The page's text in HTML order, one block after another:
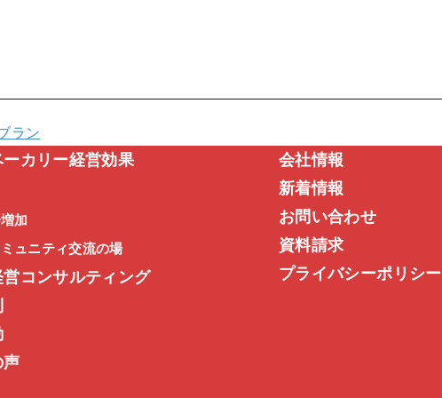
ラン
カリー経営効果
加
ュニティ交流の場
コンサルティング
声
会社情報
新着情報
お問い合わせ
資料請求
プライバシーポリシー